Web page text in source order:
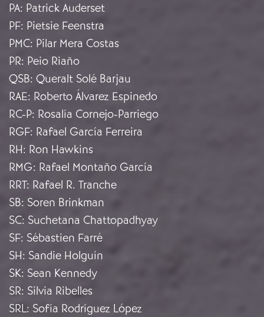
PA: Patrick Auderset
PF: Pietsie Feenstra
PMC: Pilar Mera Costas
PR: Peio Riaño
QSB: Queralt Solé Barjau
RAE: Roberto Álvarez Espinedo
RC-P: Rosalía Cornejo-Parriego
RGF: Rafael García Ferreira
RH: Ron Hawkins
RMG: Rafael Montaño García
RRT: Rafael R. Tranche
SB: Soren Brinkman
SC: Suchetana Chattopadhyay
SF: Sébastien Farré
SH: Sandie Holguín
SK: Sean Kennedy
SR: Silvia Ribelles
SRL: Sofía Rodríguez López